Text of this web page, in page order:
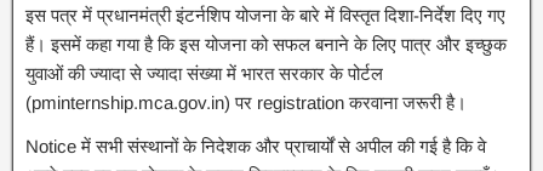
इस पत्र में प्रधानमंत्री इंटर्नशिप योजना के बारे में विस्तृत दिशा-निर्देश दिए गए
हैं। इसमें कहा गया है कि इस योजना को सफल बनाने के लिए पात्र और इच्छुक
युवाओं की ज्यादा से ज्यादा संख्या में भारत सरकार के पोर्टल
(pminternship.mca.gov.in) पर registration करवाना जरूरी है।
Notice में सभी संस्थानों के निदेशक और प्राचार्यों से अपील की गई है कि वे